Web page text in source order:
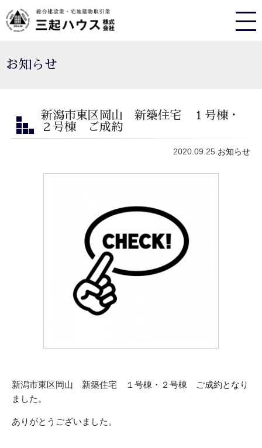
お知らせ
新潟市東区岡山 新築住宅 １号棟・
２号棟 ご成約
2020.09.25 お知らせ
新潟市東区岡山 新築住宅 １号棟・２号棟 ご成約となり
ました。
ありがとうございました。